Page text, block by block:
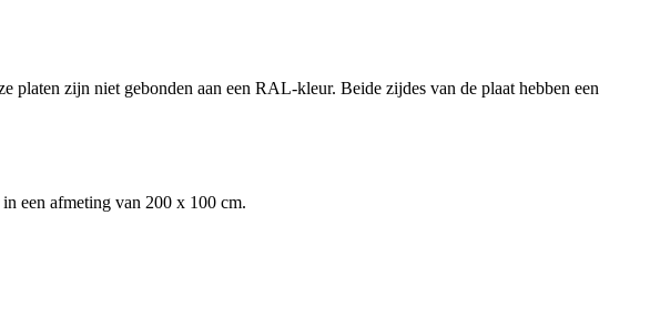
platen zijn niet gebonden aan een RAL-kleur. Beide zijdes van de plaat hebben een
een afmeting van 200 x 100 cm.